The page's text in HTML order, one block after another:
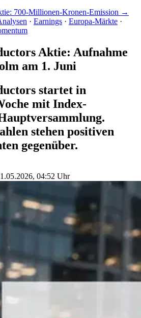
700-Millionen-Kronen-Emission →
· Earnings · Europa-Märkte ·
Aktie: Aufnahme
am 1. Juni
startet in
mit Index-
stehen positiven
gegenüber.
04:52 Uhr